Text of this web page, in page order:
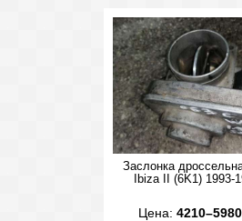
Заслонка
Ibiza II (6K1) 1993-
Цена: 4210–5980